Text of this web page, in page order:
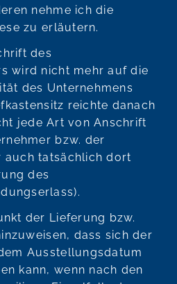
nehme ich die
zu erläutern.
des
wird nicht mehr auf die
des Unternehmens
reichte danach
jede Art von Anschrift
bzw. der
auch tatsächlich dort
des
der Lieferung bzw.
dass sich der
Ausstellungsdatum
kann, wenn nach den